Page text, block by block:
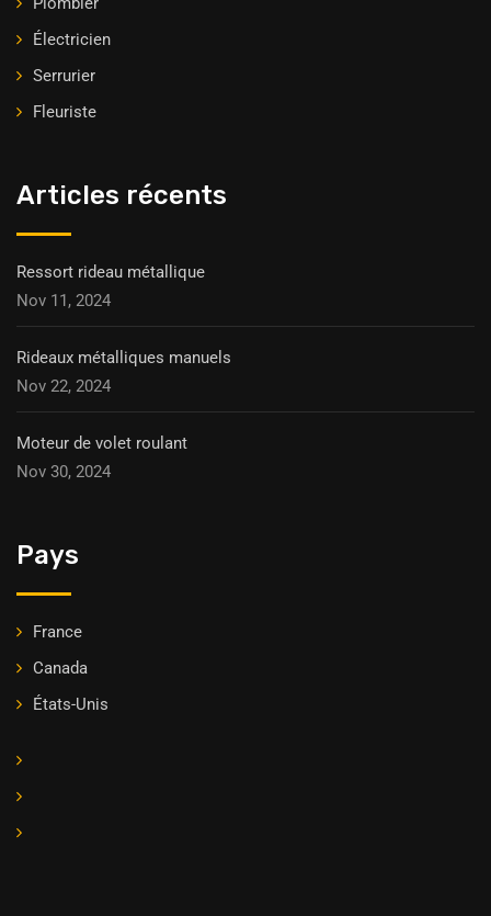
Électricien
Serrurier
Fleuriste
Articles récents
Ressort rideau métallique
Nov 11, 2024
Rideaux métalliques manuels
Nov 22, 2024
Moteur de volet roulant
Nov 30, 2024
Pays
France
Canada
États-Unis